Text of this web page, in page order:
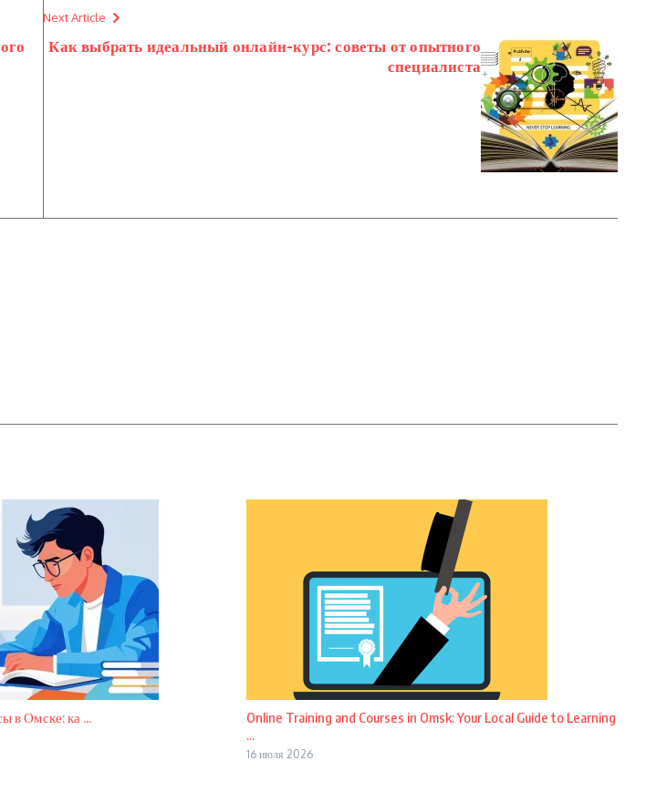
Next Article
Как выбрать идеальный онлайн-курс: советы от опытного
специалиста
в Омске: ка ...
Online Training and Courses in Omsk: Your Local Guide to Learning
...
16 июля 2026